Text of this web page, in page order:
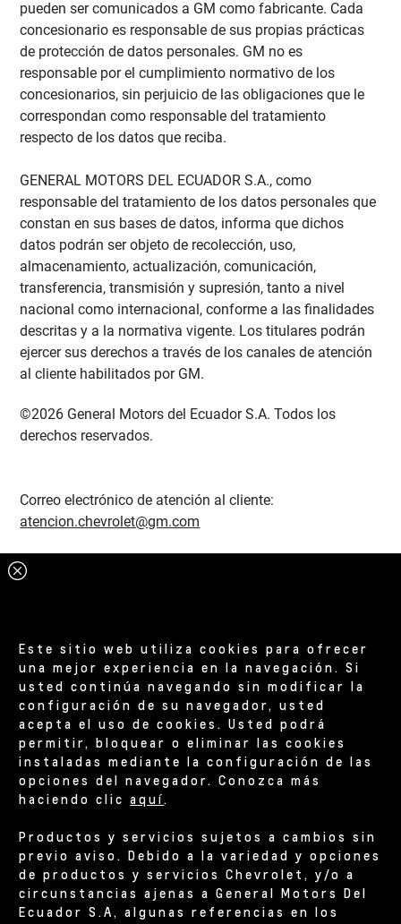
pueden ser comunicados a GM como fabricante. Cada
concesionario es responsable de sus propias prácticas
de protección de datos personales. GM no es
responsable por el cumplimiento normativo de los
concesionarios, sin perjuicio de las obligaciones que le
correspondan como responsable del tratamiento
respecto de los datos que reciba.
GENERAL MOTORS DEL ECUADOR S.A., como
responsable del tratamiento de los datos personales que
constan en sus bases de datos, informa que dichos
datos podrán ser objeto de recolección, uso,
almacenamiento, actualización, comunicación,
transferencia, transmisión y supresión, tanto a nivel
nacional como internacional, conforme a las finalidades
descritas y a la normativa vigente. Los titulares podrán
ejercer sus derechos a través de los canales de atención
al cliente habilitados por GM.
©2026 General Motors del Ecuador S.A. Todos los
derechos reservados.
Correo electrónico de atención al cliente:
atencion.chevrolet@gm.com
Este sitio web utiliza cookies para ofrecer
una mejor experiencia en la navegación. Si
usted continúa navegando sin modificar la
configuración de su navegador, usted
acepta el uso de cookies. Usted podrá
permitir, bloquear o eliminar las cookies
instaladas mediante la configuración de las
opciones del navegador. Conozca más
haciendo clicaquí.
Productos y servicios sujetos a cambios sin
previo aviso. Debido a la variedad y opciones
de productos y servicios Chevrolet, y/o a
circunstancias ajenas a General Motors Del
Ecuador S.A, algunas referencias en los